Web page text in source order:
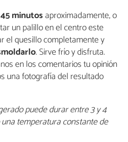
minutos aproximadamente, o
un palillo en el centro este
el quesillo completamente y
. Sirve frío y disfruta.
en los comentarios tu opinión
una fotografía del resultado
puede durar entre 3 y 4
temperatura constante de